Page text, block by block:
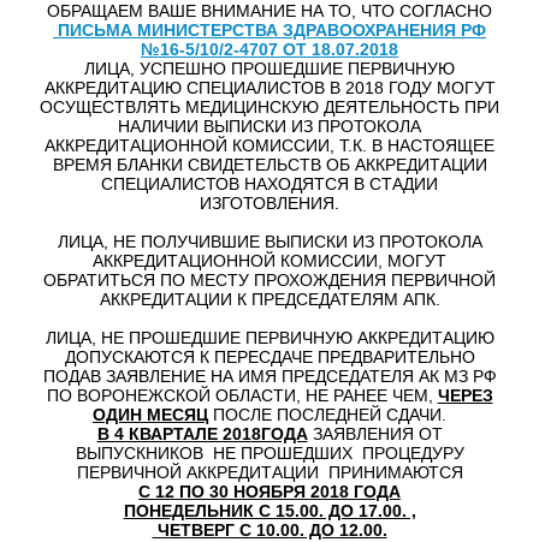
ОБРАЩАЕМ ВАШЕ ВНИМАНИЕ НА ТО, ЧТО СОГЛАСНО
ПИСЬМА МИНИСТЕРСТВА ЗДРАВООХРАНЕНИЯ РФ
№16-5/10/2-4707 ОТ 18.07.2018
ЛИЦА, УСПЕШНО ПРОШЕДШИЕ ПЕРВИЧНУЮ
АККРЕДИТАЦИЮ СПЕЦИАЛИСТОВ В 2018 ГОДУ МОГУТ
ОСУЩЕСТВЛЯТЬ МЕДИЦИНСКУЮ ДЕЯТЕЛЬНОСТЬ ПРИ
НАЛИЧИИ ВЫПИСКИ ИЗ ПРОТОКОЛА
АККРЕДИТАЦИОННОЙ КОМИССИИ, Т.К. В НАСТОЯЩЕЕ
ВРЕМЯ БЛАНКИ СВИДЕТЕЛЬСТВ ОБ АККРЕДИТАЦИИ
СПЕЦИАЛИСТОВ НАХОДЯТСЯ В СТАДИИ
ИЗГОТОВЛЕНИЯ.
ЛИЦА, НЕ ПОЛУЧИВШИЕ ВЫПИСКИ ИЗ ПРОТОКОЛА
АККРЕДИТАЦИОННОЙ КОМИССИИ, МОГУТ
ОБРАТИТЬСЯ ПО МЕСТУ ПРОХОЖДЕНИЯ ПЕРВИЧНОЙ
АККРЕДИТАЦИИ К ПРЕДСЕДАТЕЛЯМ АПК.
ЛИЦА, НЕ ПРОШЕДШИЕ ПЕРВИЧНУЮ АККРЕДИТАЦИЮ
ДОПУСКАЮТСЯ К ПЕРЕСДАЧЕ ПРЕДВАРИТЕЛЬНО
ПОДАВ ЗАЯВЛЕНИЕ НА ИМЯ ПРЕДСЕДАТЕЛЯ АК МЗ РФ
ПО ВОРОНЕЖСКОЙ ОБЛАСТИ, НЕ РАНЕЕ ЧЕМ, ЧЕРЕЗ
ОДИН МЕСЯЦПОСЛЕ ПОСЛЕДНЕЙ СДАЧИ.
В 4 КВАРТАЛЕ 2018ГОДАЗАЯВЛЕНИЯ ОТ
ВЫПУСКНИКОВ НЕ ПРОШЕДШИХ ПРОЦЕДУРУ
ПЕРВИЧНОЙ АККРЕДИТАЦИИ ПРИНИМАЮТСЯ
С 12 ПО 30 НОЯБРЯ 2018 ГОДА
ПОНЕДЕЛЬНИК С 15.00. ДО 17.00. ,
ЧЕТВЕРГ С 10.00. ДО 12.00.